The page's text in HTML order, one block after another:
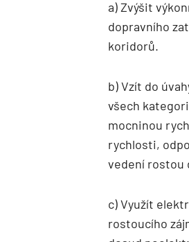
a) Zvýšit
dopravního
koridorů.
b) Vzít do
všech
mocninou
rychlosti,
vedení rostou
c) Využít
rostoucího